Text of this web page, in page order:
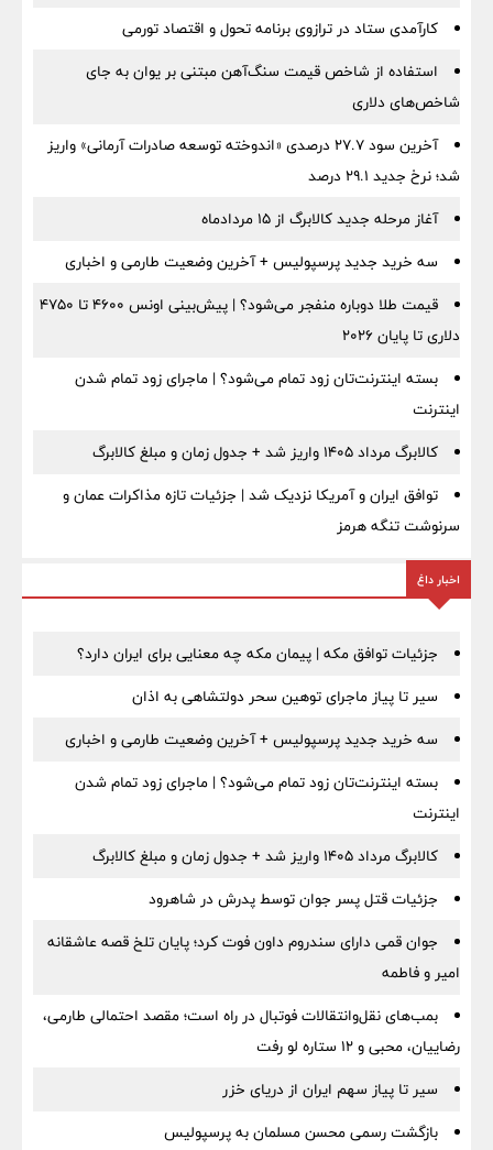
کارآمدی ستاد در ترازوی برنامه تحول و اقتصاد تورمی
استفاده از شاخص قیمت سنگ‌آهن مبتنی بر یوان به جای
شاخص‌های دلاری
آخرین سود ۲۷.۷ درصدی «اندوخته توسعه صادرات آرمانی» واریز
شد؛ نرخ جدید ۲۹.۱ درصد
آغاز مرحله جدید کالابرگ از ۱۵ مردادماه
سه خرید جدید پرسپولیس + آخرین وضعیت طارمی و اخباری
قیمت طلا دوباره منفجر می‌شود؟ | پیش‌بینی اونس ۴۶۰۰ تا ۴۷۵۰
دلاری تا پایان ۲۰۲۶
بسته اینترنت‌تان زود تمام می‌شود؟ | ماجرای زود تمام شدن
اینترنت
کالابرگ مرداد ۱۴۰۵ واریز شد + جدول زمان و مبلغ کالابرگ
توافق ایران و آمریکا نزدیک شد | جزئیات تازه مذاکرات عمان و
سرنوشت تنگه هرمز
اخبار داغ
جزئیات توافق مکه | پیمان مکه چه معنایی برای ایران دارد؟
سیر تا پیاز ماجرای توهین سحر دولتشاهی به اذان
سه خرید جدید پرسپولیس + آخرین وضعیت طارمی و اخباری
بسته اینترنت‌تان زود تمام می‌شود؟ | ماجرای زود تمام شدن
اینترنت
کالابرگ مرداد ۱۴۰۵ واریز شد + جدول زمان و مبلغ کالابرگ
جزئیات قتل پسر جوان توسط پدرش در شاهرود
جوان قمی دارای سندروم داون فوت کرد؛ پایان تلخ قصه عاشقانه
امیر و فاطمه
بمب‌های نقل‌وانتقالات فوتبال در راه است؛ مقصد احتمالی طارمی،
رضاییان، محبی و ۱۲ ستاره لو رفت
سیر تا پیاز سهم ایران از دریای خزر
بازگشت رسمی محسن مسلمان به پرسپولیس